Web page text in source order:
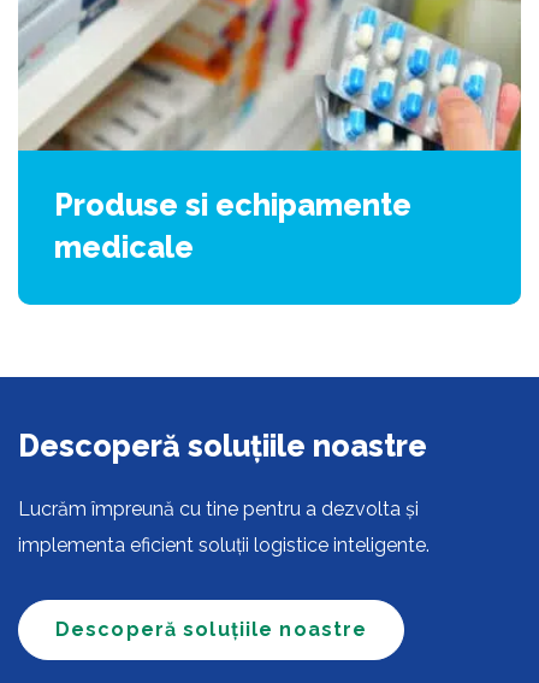
Produse si echipamente
medicale
Descoperă soluțiile noastre
Lucrăm împreună cu tine pentru a dezvolta și
implementa eficient soluții logistice inteligente.
Descoperă soluțiile noastre